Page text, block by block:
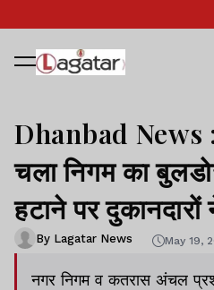
Dhanbad News
चला निगम का
हटाने पर दुकानदारों
By Lagatar News May 19,
नगर निगम व कतरास अंचल